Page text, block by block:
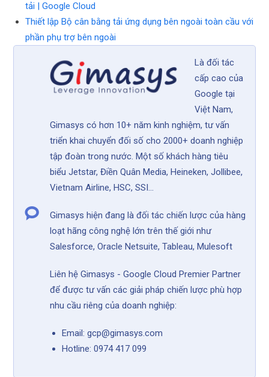
tải | Google Cloud
Thiết lập Bộ cân bằng tải ứng dụng bên ngoài toàn cầu với
phần phụ trợ bên ngoài
Là đối tác
cấp cao của
Google tại
Việt Nam,
Gimasys có hơn 10+ năm kinh nghiệm, tư vấn
triển khai chuyển đối số cho 2000+ doanh nghiệp
tập đoàn trong nước. Một số khách hàng tiêu
biểu Jetstar, Điền Quân Media, Heineken, Jollibee,
Vietnam Airline, HSC, SSI...
Gimasys hiện đang là đối tác chiến lược của hàng
loạt hãng công nghệ lớn trên thế giới như
Salesforce, Oracle Netsuite, Tableau, Mulesoft
Liên hệ Gimasys - Google Cloud Premier Partner
để được tư vấn các giải pháp chiến lược phù hợp
nhu cầu riêng của doanh nghiệp:
Email: gcp@gimasys.com
Hotline: 0974 417 099